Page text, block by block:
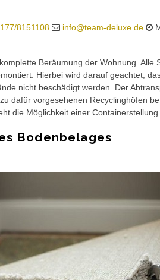
8151108 info@team-deluxe.de
Beräumung der Wohnung.
Hierbei wird darauf geachtet,
nicht beschädigt werden. Der
dafür vorgesehenen Recyclinghöfen
die Möglichkeit einer
Bodenbelages